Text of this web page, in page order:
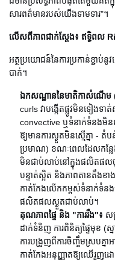
សារពត៌មានរបស់យើងទាមទារ"។
លើសពីភាពជាក់ស្តែង៖ ឥទ្ធិពល
អត្ថប្រយោជន៍នៃការប្រកាន់ខ្ជាប់
បាក់។
ឯកសណ្ឋាននៃមាតិកាសំណើម
curls វាបង្កើតផ្លូវមិនទៀងទ
convective ឬទំនាក់ទំនងមិន
ឱ្យមានការស្ងួតមិនស្មើគ្នា -
ប្រមាណ) ខណៈពេលដែលកន្ល
មិនជាប់លាប់នៅក្នុងផលិតផលចុ
បន្ទាត់ស្អិត និងភាពតានតឹងខា
កាត់កែងលើកកម្ពស់ទំនាក់ទំ
ផលិតផលស្ងួតជាប់លាប់។
គុណភាពផ្ទៃ និង "ការរឹង"៖ ស
ដាក់​ទំនិញ ការ​ពិនិត្យ​ផ្ទៃ​មុខ (ស្
ការបង្រួញពីការចិញ្ចឹមស្របគ្នា
កាត់កែងអនុញ្ញាតឱ្យឈើរួញដោ